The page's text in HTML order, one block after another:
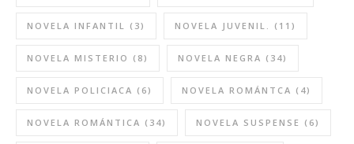
NOVELA INFANTIL (3) NOVELA JUVENIL. (11)
NOVELA MISTERIO (8) NOVELA NEGRA (34)
NOVELA POLICIACA (6) NOVELA ROMÁNTCA (4)
NOVELA ROMÁNTICA (34) NOVELA SUSPENSE (6)